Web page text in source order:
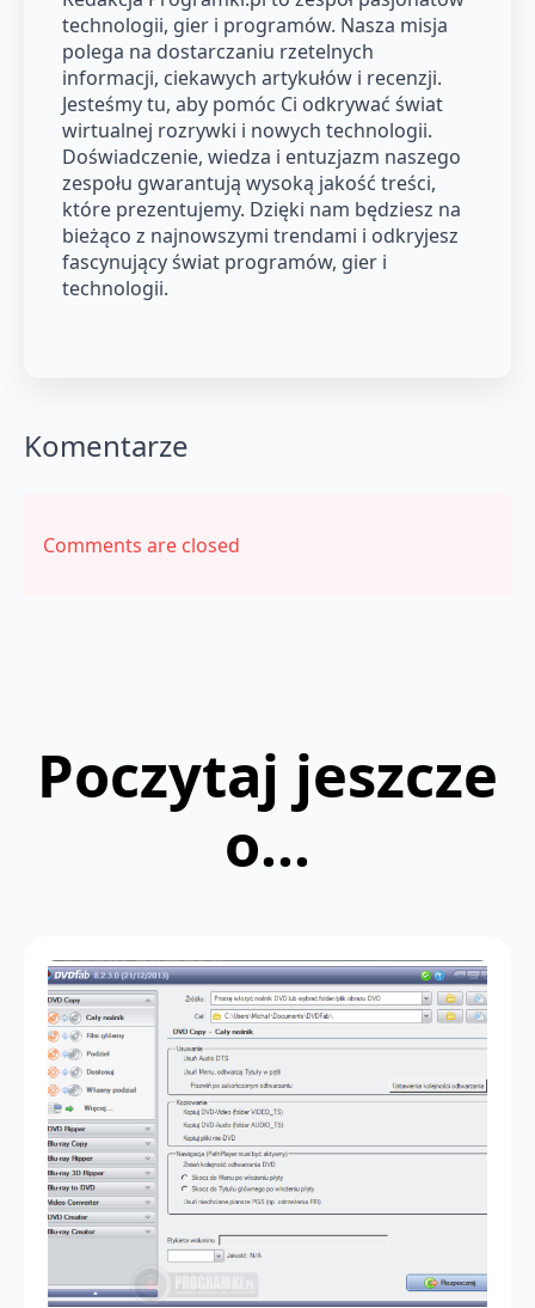
technologii, gier i programów. Nasza misja
polega na dostarczaniu rzetelnych
informacji, ciekawych artykułów i recenzji.
Jesteśmy tu, aby pomóc Ci odkrywać świat
wirtualnej rozrywki i nowych technologii.
Doświadczenie, wiedza i entuzjazm naszego
zespołu gwarantują wysoką jakość treści,
które prezentujemy. Dzięki nam będziesz na
bieżąco z najnowszymi trendami i odkryjesz
fascynujący świat programów, gier i
technologii.
Komentarze
Comments are closed
Poczytaj jeszcze
o...